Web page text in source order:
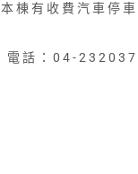
本棟有收費汽車停車
電話：04-